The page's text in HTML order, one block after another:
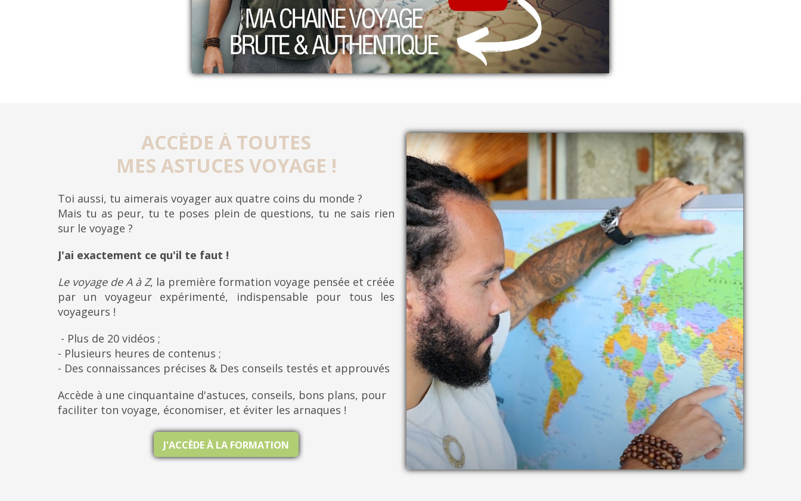
ACCÈDE À TOUTES
MES ASTUCES VOYAGE !
Toi aussi, tu aimerais voyager aux quatre coins du monde ?
Mais tu as peur, tu te poses plein de questions, tu ne sais rien
sur le voyage ?
J'ai exactement ce qu'il te faut !
Le voyage de A à Z, la première formation voyage pensée et créée
par un voyageur expérimenté, indispensable pour tous les
voyageurs !
- Plus de 20 vidéos ;
- Plusieurs heures de contenus ;
- Des connaissances précises & Des conseils testés et approuvés
Accède à une cinquantaine d'astuces, conseils, bons plans, pour
faciliter ton voyage, économiser, et éviter les arnaques !
J'ACCÈDE À LA FORMATION